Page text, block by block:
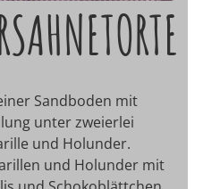
Sandboden mit
unter zweierlei
und Holunder.
und Holunder mit